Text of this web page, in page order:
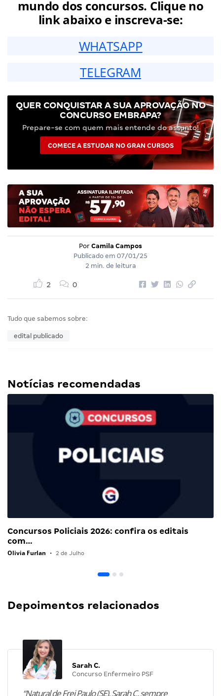
mundo dos concursos. Clique no
link abaixo e inscreva-se:
WHATSAPP
TELEGRAM
QUER CONQUISTAR A SUA APROVAÇÃO NO
CONCURSO EMBRAPA?
Prepare-se com quem mais entende do assunto!
COMECE A ESTUDAR NO GRAN CURSOS
Por Camila Campos
Publicado em 07/01/25
2 min. de leitura
2 0
Tudo que sabemos sobre:
edital publicado
Notícias recomendadas
Concursos Policiais 2026: confira os editais
com…
Olivia Furlan • 2 de Julho
Depoimentos relacionados
Sarah C.
Concurso Enfermeiro PSF
“Natural de Frei Paulo (SE), Sarah C. sempre